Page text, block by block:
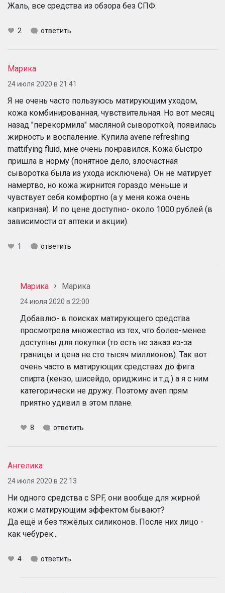
Жаль, все средства из обзора без СПФ.
2 ответить
Марика
24 июля 2020 в 21:41
Я не очень часто пользуюсь матирующим уходом,
кожа комбинированная, чувствительная. Но вот месяц
назад "перекормила" масляной сывороткой, появилась
жирность и воспаление. Купила avene refreshing
mattifying fluid, мне очень понравился. Кожа быстро
пришла в норму (понятное дело, злосчастная
сыворотка была из ухода исключена). Он не матирует
намертво, но кожа жирнится гораздо меньше и
чувствует себя комфортно (а у меня кожа очень
капризная). И по цене доступно- около 1000 рублей (в
зависимости от аптеки и акции).
1 ответить
Марика Марика
24 июля 2020 в 22:00
Добавлю- в поисках матирующего средства
просмотрела множество из тех, что более-менее
доступны для покупки (то есть не заказ из-за
границы и цена не сто тысяч миллионов). Так вот
очень часто в матирующих средствах до фига
спирта (кензо, шисейдо, ориджинс и т.д.) а я с ним
категорически не дружу. Поэтому aven прям
приятно удивил в этом плане.
8 ответить
Ангелика
24 июля 2020 в 22:13
Ни одного средства с SPF, они вообще для жирной
кожи с матирующим эффектом бывают?
Да ещё и без тяжёлых силиконов. После них лицо -
как чебурек...
4 ответить